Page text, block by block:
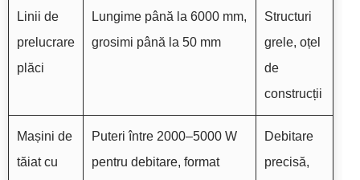
Linii de
prelucrare
plăci
Lungime până la 6000 mm,
grosimi până la 50 mm
Structuri
grele, oțel
de
construcții
Mașini de
tăiat cu
Puteri între 2000–5000 W
pentru debitare, format
Debitare
precisă,